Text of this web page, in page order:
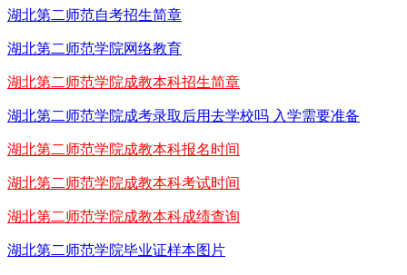
湖北第二师范自考招生简章
湖北第二师范学院网络教育
湖北第二师范学院成教本科招生简章
湖北第二师范学院成考录取后用去学校吗 入学需要准备
湖北第二师范学院成教本科报名时间
湖北第二师范学院成教本科考试时间
湖北第二师范学院成教本科成绩查询
湖北第二师范学院毕业证样本图片